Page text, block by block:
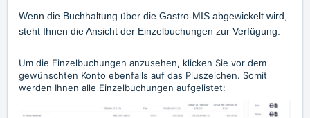
Wenn die Buchhaltung über die Gastro-MIS abgewickelt wird,
steht Ihnen die Ansicht der Einzelbuchungen zur Verfügung.
Um die Einzelbuchungen anzusehen, klicken Sie vor dem
gewünschten Konto ebenfalls auf das Pluszeichen. Somit
werden Ihnen alle Einzelbuchungen aufgelistet: